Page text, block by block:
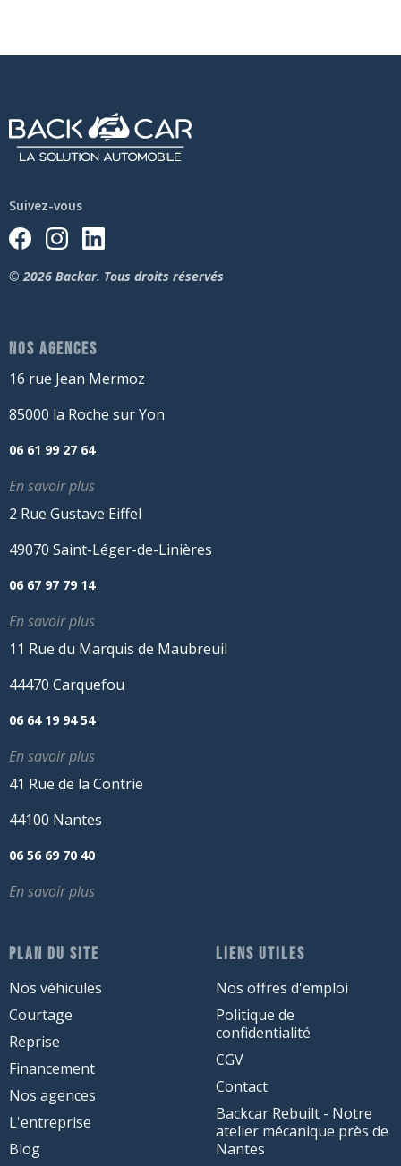
Suivez-vous
© 2026 Backar. Tous droits réservés
NOS AGENCES
16 rue Jean Mermoz
85000 la Roche sur Yon
06 61 99 27 64
En savoir plus
2 Rue Gustave Eiffel
49070 Saint-Léger-de-Linières
06 67 97 79 14
En savoir plus
11 Rue du Marquis de Maubreuil
44470 Carquefou
06 64 19 94 54
En savoir plus
41 Rue de la Contrie
44100 Nantes
06 56 69 70 40
En savoir plus
PLAN DU SITE
Nos véhicules
Courtage
Reprise
Financement
Nos agences
L'entreprise
Blog
LIENS UTILES
Nos offres d'emploi
Politique de
confidentialité
CGV
Contact
Backcar Rebuilt - Notre
atelier mécanique près de
Nantes